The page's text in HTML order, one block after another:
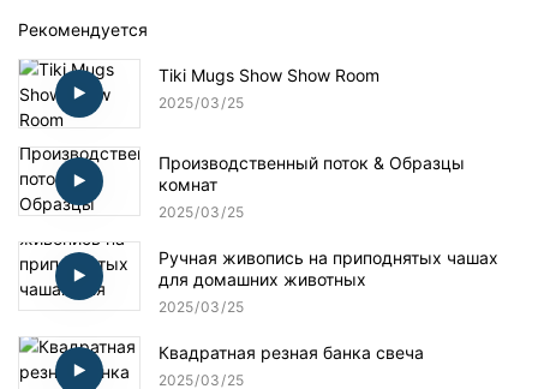
Рекомендуется
Tiki Mugs Show Show Room
2025 03 25
Производственный поток & Образцы
комнат
2025 03 25
Ручная живопись на приподнятых чашах
для домашних животных
2025 03 25
Квадратная резная банка свеча
2025 03 25